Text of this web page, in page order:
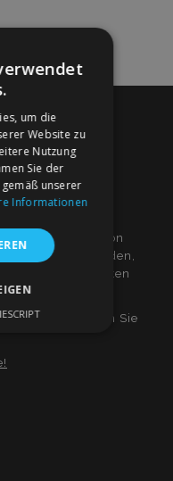
Großhändler von
Radzierblenden,
Fuβmatten
Oder möchten Sie
um die
Website zu
Nutzung
Sie der
unserer
Informationen